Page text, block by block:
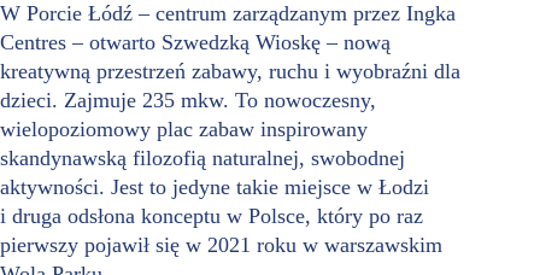
W Porcie Łódź – centrum zarządzanym przez Ingka
Centres – otwarto Szwedzką Wioskę – nową
kreatywną przestrzeń zabawy, ruchu i wyobraźni dla
dzieci. Zajmuje 235 mkw. To nowoczesny,
wielopoziomowy plac zabaw inspirowany
skandynawską filozofią naturalnej, swobodnej
aktywności. Jest to jedyne takie miejsce w Łodzi
i druga odsłona konceptu w Polsce, który po raz
pierwszy pojawił się w 2021 roku w warszawskim